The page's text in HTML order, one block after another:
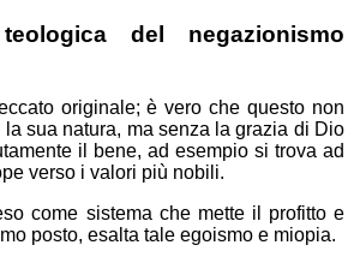
del negazionismo
originale; è vero che questo non
sua natura, ma senza la grazia di Dio
il bene, ad esempio si trova ad
verso i valori più nobili.
come sistema che mette il profitto e
posto, esalta tale egoismo e miopia.